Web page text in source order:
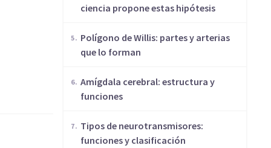
ciencia propone estas hipótesis
Polígono de Willis: partes y arterias
que lo forman
Amígdala cerebral: estructura y
funciones
​Tipos de neurotransmisores:
funciones y clasificación